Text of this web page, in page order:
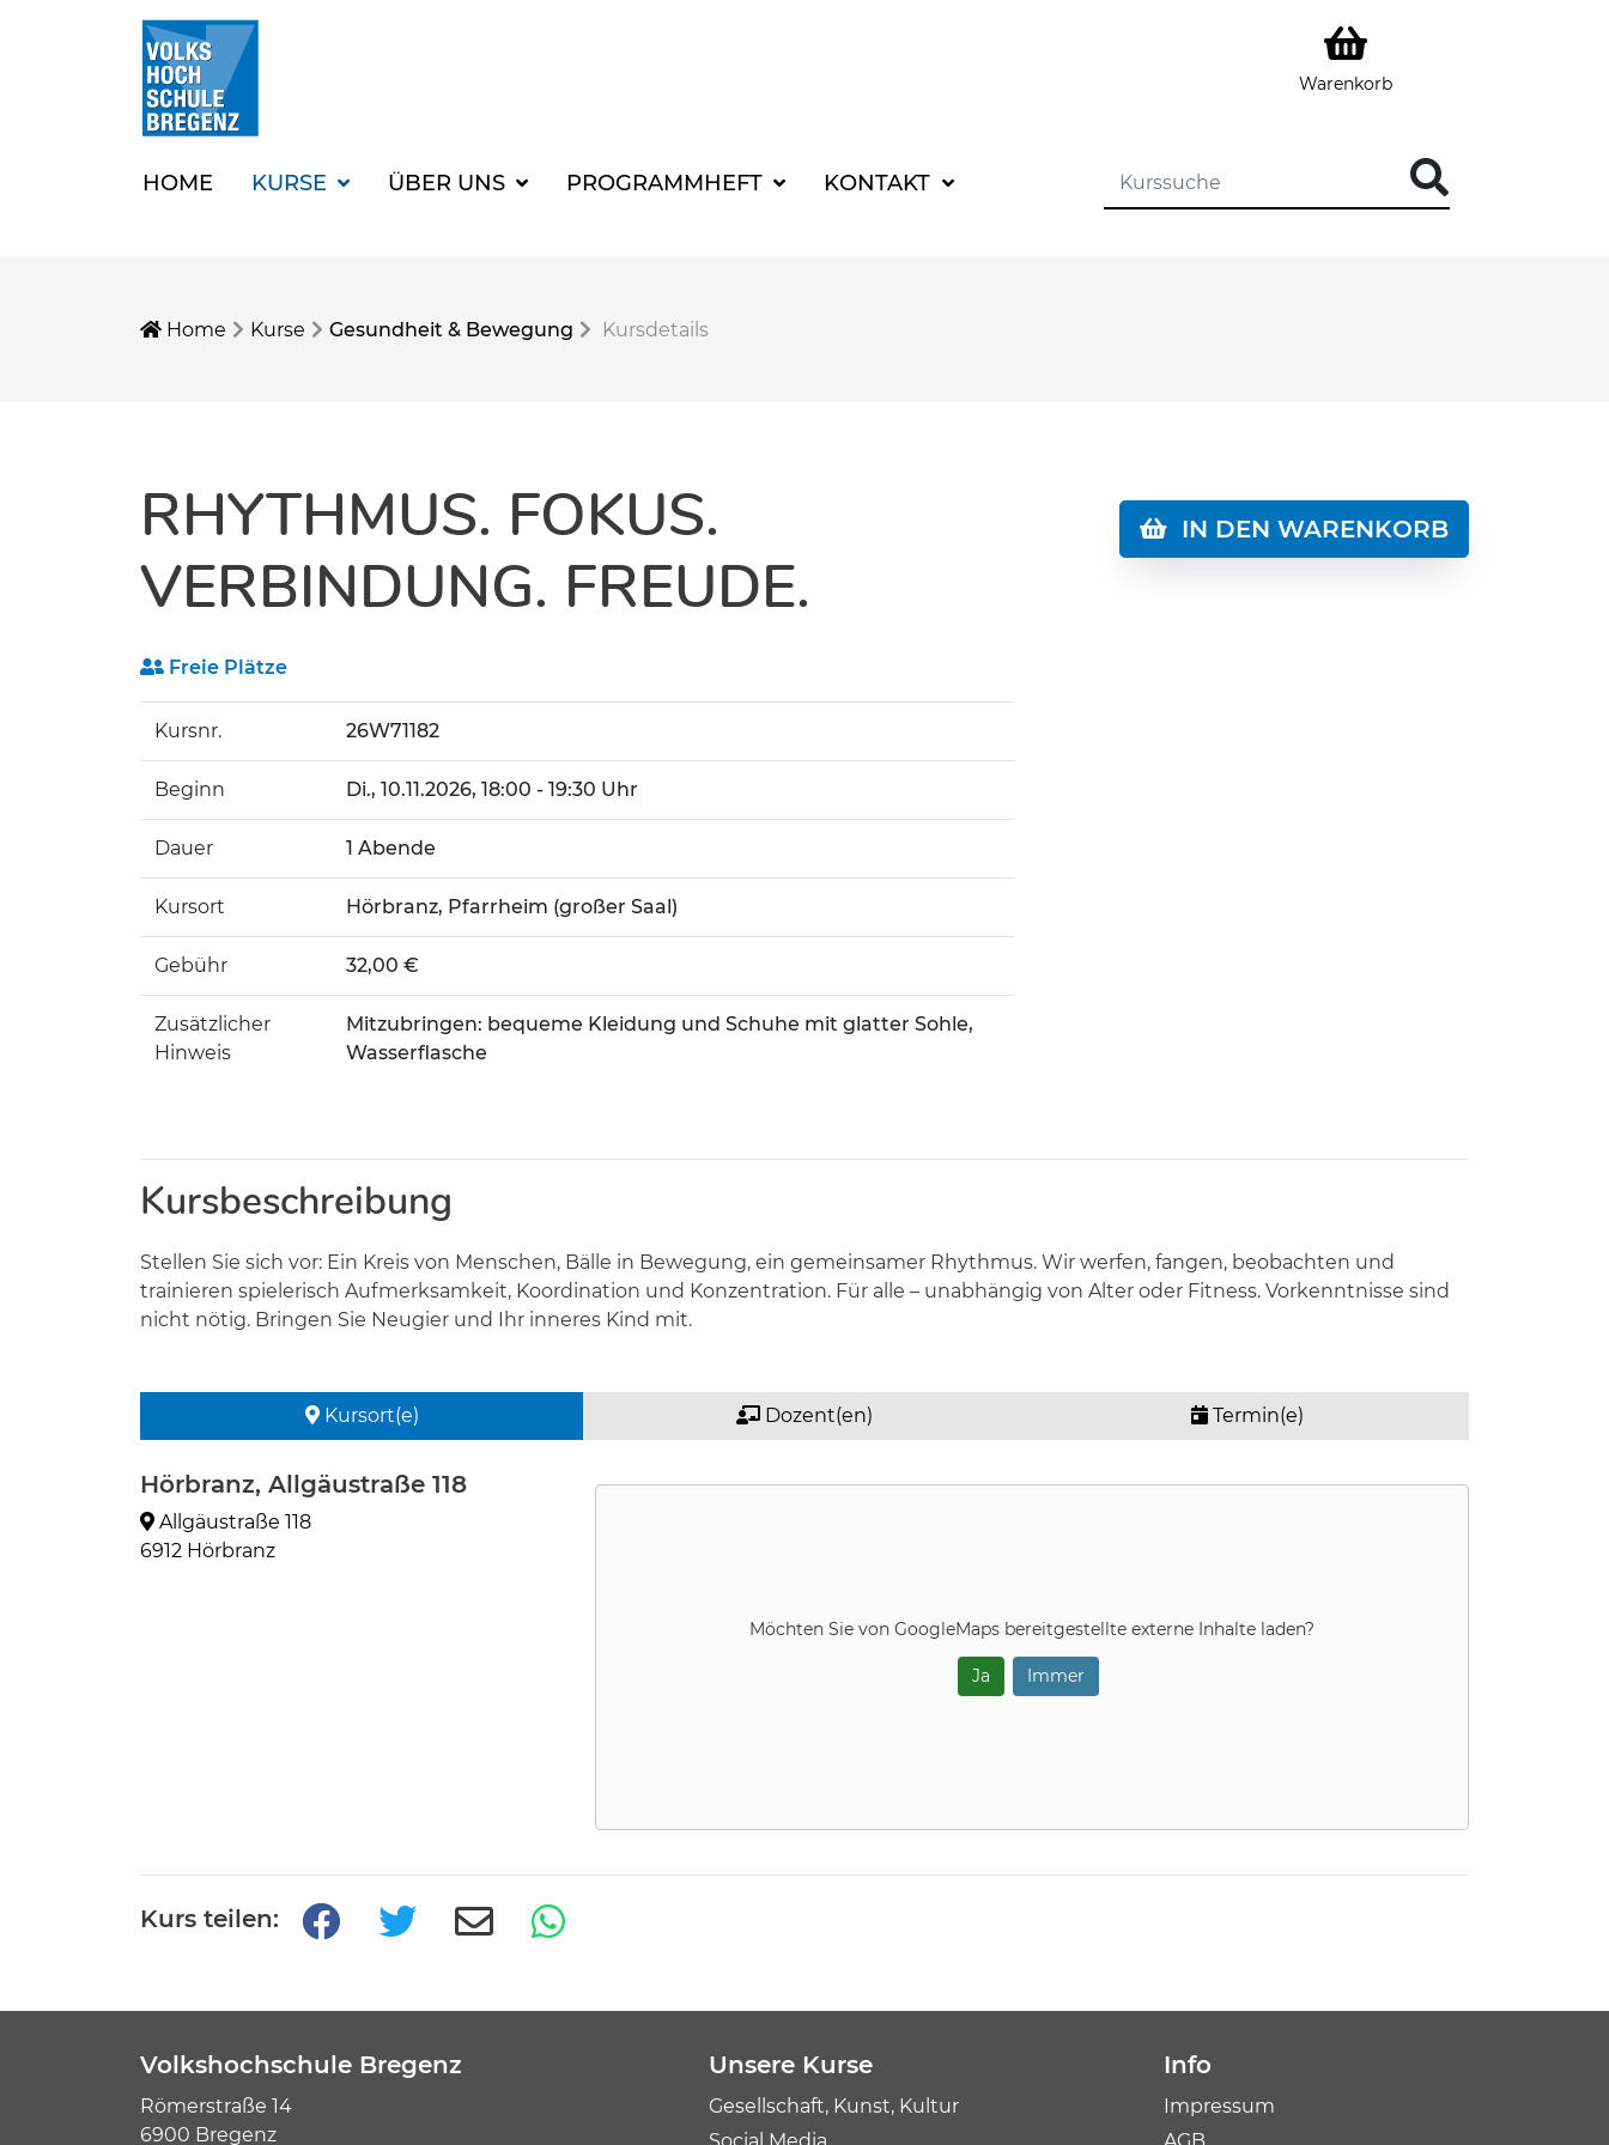
Warenkorb
HOME KURSE ÜBER UNS PROGRAMMHEFT KONTAKT
Home Kurse Gesundheit & Bewegung Kursdetails
RHYTHMUS. FOKUS.
VERBINDUNG. FREUDE.
Freie Plätze
Kursnr. 26W71182
Beginn Di., 10.11.2026, 18:00 - 19:30 Uhr
Dauer 1 Abende
Kursort Hörbranz, Pfarrheim (großer Saal)
Gebühr 32,00 €
Zusätzlicher
Hinweis
Mitzubringen: bequeme Kleidung und Schuhe mit glatter Sohle,
Wasserflasche
IN DEN WARENKORB
Kursbeschreibung
Stellen Sie sich vor: Ein Kreis von Menschen, Bälle in Bewegung, ein gemeinsamer Rhythmus. Wir werfen, fangen, beobachten und
trainieren spielerisch Aufmerksamkeit, Koordination und Konzentration. Für alle – unabhängig von Alter oder Fitness. Vorkenntnisse sind
nicht nötig. Bringen Sie Neugier und Ihr inneres Kind mit.
Kursort(e) Dozent(en) Termin(e)
Hörbranz, Allgäustraße 118
Allgäustraße 118
6912 Hörbranz
Möchten Sie von GoogleMaps bereitgestellte externe Inhalte laden?
Ja Immer
Kurs teilen:
Volkshochschule Bregenz
Römerstraße 14
6900 Bregenz
Unsere Kurse
Gesellschaft, Kunst, Kultur
Info
Impressum